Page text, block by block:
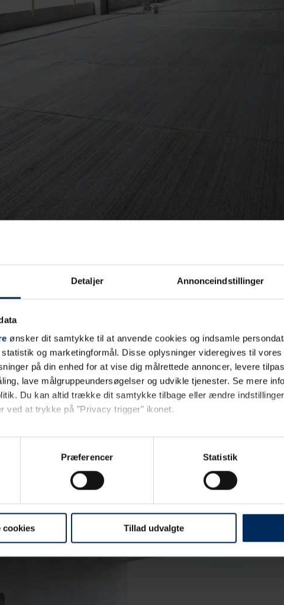
Detaljer Annonceindstillinger
ønsker dit samtykke til at anvende cookies og indsamle
og marketingformål. Disse oplysninger videregives til
på din enhed for at vise dig målrettede annoncer, levere
lave målgruppeundersøgelser og udvikle tjenester. Se mere
Du kan altid trække dit samtykke tilbage eller ændre
ved at trykke på "Privacy trigger" ikonet.
websitet.
på sitet, såsom døde links og tilgængelighedsfejl, samt for at analysere
Præferencer Statistik
cookies Tillad udvalgte